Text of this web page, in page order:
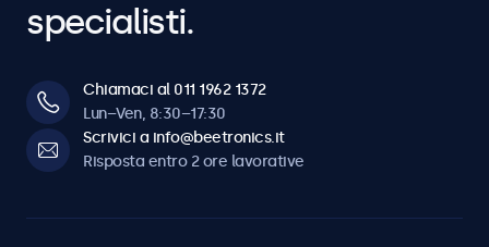
specialisti.
Chiamaci al 011 1962 1372
Lun–Ven, 8:30–17:30
Scrivici a info@beetronics.it
Risposta entro 2 ore lavorative